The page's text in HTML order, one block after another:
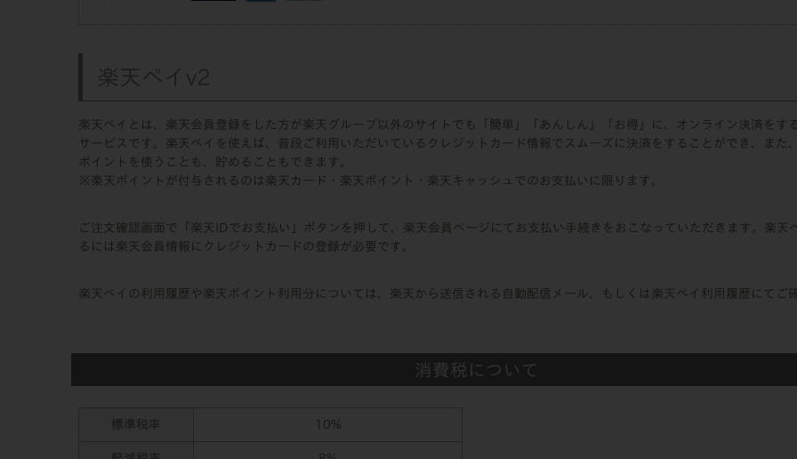
楽天ペイv2
楽天ペイとは、楽天会員登録をした方が楽天グループ以外のサイトでも「簡単」「あんしん」「お得」に、オンライン決済をす
サービスです。楽天ペイを使えば、普段ご利用いただいているクレジットカード情報でスムーズに決済をすることができ、また
ポイントを使うことも、貯めることもできます。
※楽天ポイントが付与されるのは楽天カード・楽天ポイント・楽天キャッシュでのお支払いに限ります。
ご注文確認画面で「楽天IDでお支払い」ボタンを押して、楽天会員ページにてお支払い手続きをおこなっていただきます。楽天
るには楽天会員情報にクレジットカードの登録が必要です。
楽天ペイの利用履歴や楽天ポイント利用分については、楽天から送信される自動配信メール、もしくは 楽天ペイ利用履歴 にてご
消費税について
標準税率 10%